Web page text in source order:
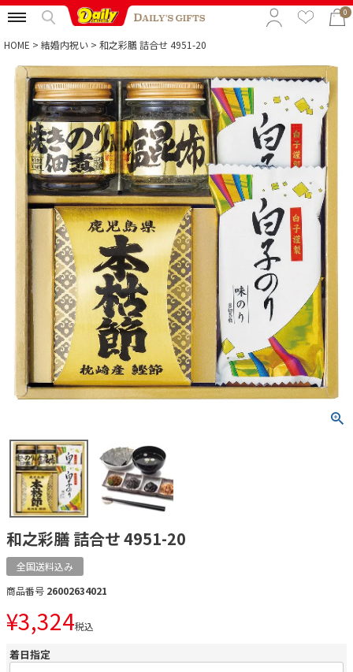
0
特集から選ぶ
予算から選ぶ
カテゴリから選ぶ
贈る相手から選ぶ
HOME 結婚内祝い 和之彩膳 詰合せ 4951-20
和之彩膳 詰合せ 4951-20
全国送料込み
商品番号 26002634021
¥3,324税込
着日指定